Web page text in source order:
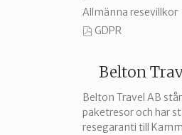
Allmänna resevillkor
GDPR
Belton
Belton Travel AB
paketresor och har
resegaranti till